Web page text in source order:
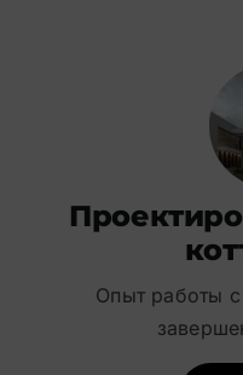
Опыт работы